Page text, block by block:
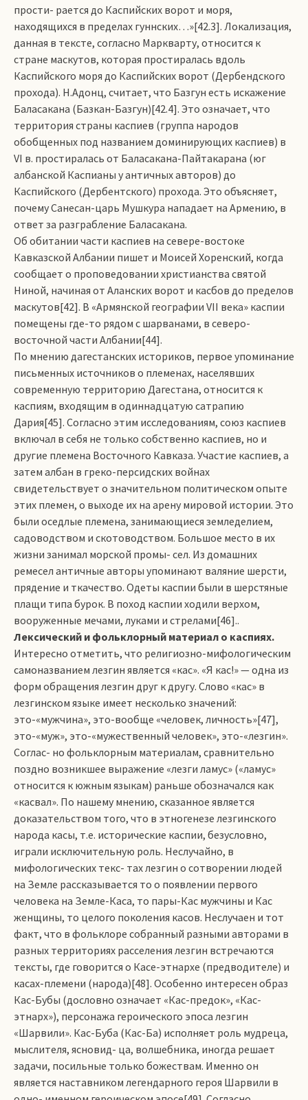
прости­- рается до Каспийских ворот и моря,
находящихся в пределах гуннских…»[42.3]. Локализация,
данная в тексте, согласно Маркварту, относится к
стране маскутов, которая простиралась вдоль
Каспийского моря до Каспийских ворот (Дербендского
прохода). Н.Адонц, считает, что Базгун есть искажение
Баласакана (Базкан-Базгун)[42.4]. Это означает, что
территория страны каспиев (группа народов
обобщенных под названием доминирующих каспиев) в
VI в. простиралась от Баласакана-Пайтакарана (юг
албанской Каспианы у античных авторов) до
Каспийского (Дербентского) прохода. Это объясняет,
почему Санесан-царь Мушкура нападает на Армению, в
ответ за разграбление Баласакана.
Об обитании части каспиев на севере-востоке
Кавказской Албании пишет и Моисей Хоренский, когда
сообщает о проповедовании христианства святой
Ниной, начиная от Аланских ворот и касбов до пределов
маскутов[42]. В «Армянской географии VII века» каспии
помещены где-то рядом с шарванами, в северо-
восточной части Албании[44].
По мнению дагестанских историков, первое упоминание
письменных источников о племенах, населявших
современную территорию Дагестана, относится к
каспиям, входящим в одиннадцатую сатрапию
Дария[45]. Согласно этим исследованиям, союз каспиев
включал в себя не только собственно каспиев, но и
другие племена Восточного Кавказа. Участие каспиев, а
затем албан в греко-персидских войнах
свидетельствует о значительном политическом опыте
этих племен, о выходе их на арену мировой истории. Это
были оседлые племена, занимающиеся земледелием,
садоводством и скотоводством. Большое место в их
жизни занимал морской промы­- сел. Из домашних
ремесел античные авторы упоминают валяние шерсти,
прядение и ткачество. Одеты каспии были в шерстяные
плащи типа бурок. В поход каспии ходили верхом,
вооруженные мечами, луками и стрелами[46]..
Лексический и фольклорный материал о каспиях.
Интересно отметить, что религиозно-мифологическим
самоназванием лезгин является «кас». «Я кас!» — одна из
форм обращения лезгин друг к другу. Слово «кас» в
лезгинском языке имеет несколько значений:
это-«мужчина», это-вообще «человек, личность»[47],
это-«муж», это-«мужественный человек», это-«лезгин».
Соглас­- но фоль­клор­ным материалам, сравнительно
поздно воз­никшее выражение «лезги ламус» («ламус»
относится к южным языкам) раньше обозначался как
«касвал». По нашему мнению, сказанное является
доказательством того, что в этногенезе лезгинского
народа касы, т.е. исторические каспии, безусловно,
играли исключительную роль. Неслучайно, в
мифологических текс­- тах лезгин о сотворении людей
на Земле рассказывается то о появлении первого
человека на Земле-Каса, то пары-Кас мужчины и Кас
женщины, то целого поколения касов. Неслучаен и тот
факт, что в фольклоре собранный разными авторами в
разных территориях расселения лезгин встречаются
тексты, где говорится о Касе-этнархе (предводителе) и
касах-племени (народа)[48]. Особенно интересен образ
Кас-Бубы (дословно означает «Кас-предок», «Кас-
этнарх»), персонажа героического эпоса лезгин
«Шарвили». Кас-Буба (Кас-Ба) исполняет роль мудреца,
мыслителя, ясно­вид- ца, волшебника, иногда решает
задачи, посильные только божествам. Именно он
является наставником легендарного героя Шарвили в